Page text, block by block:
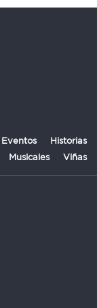
Eventos
Historias
Musicales
Viñas